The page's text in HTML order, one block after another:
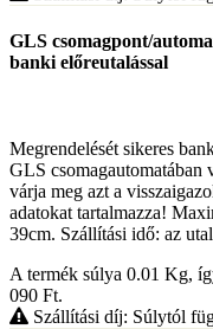
GLS csomagpont/
banki előreutalással
Megrendelését sikeres
GLS csomagautomatában
várja meg azt a
adatokat tartalmazza!
39cm. Szállítási idő: az
A termék súlya 0.01 Kg,
090 Ft.
Szállítási díj: Súlytól